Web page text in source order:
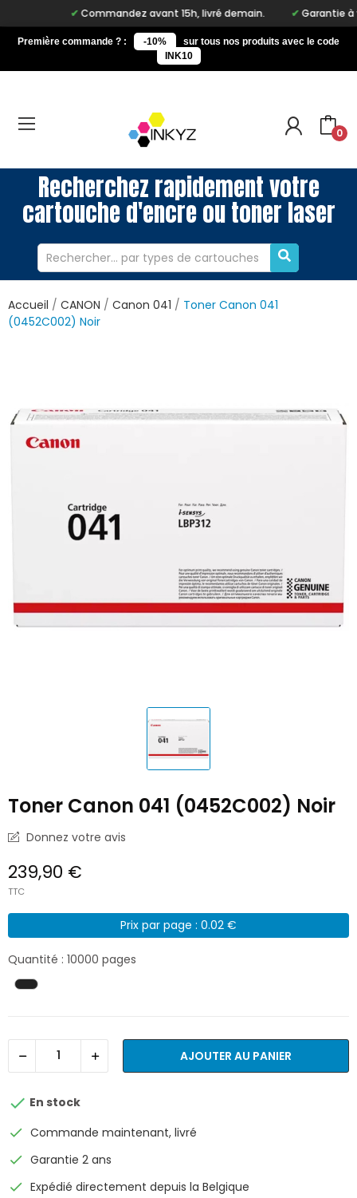
Commandez avant 15h, livré demain. Garantie à vie
Première commande ? : -10%
sur tous nos produits avec le code
INK10
0
Recherchez rapidement votre
cartouche d'encre ou toner laser
Accueil CANON Canon 041
Toner Canon 041
(0452C002) Noir
Toner Canon 041 (0452C002) Noir
Donnez votre avis
239,90 €
TTC
Prix par page : 0.02 €
Quantité : 10000 pages
AJOUTER AU PANIER
 En stock
check Commande maintenant, livré
check Garantie 2 ans
check Expédié directement depuis la Belgique